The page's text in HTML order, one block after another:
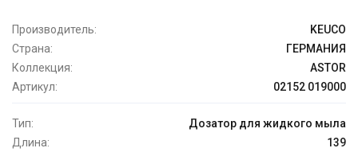
Производитель:
KEUCO
Страна:
ГЕРМАНИЯ
Коллекция:
ASTOR
Артикул:
02152 019000
Тип:
Дозатор для жидкого мыла
Длина:
139